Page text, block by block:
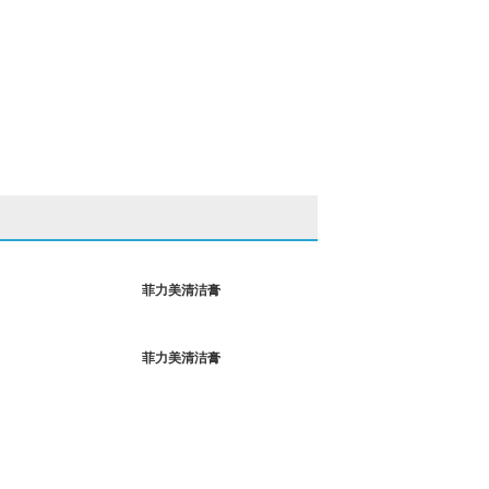
菲力美清洁膏
菲力美清洁膏